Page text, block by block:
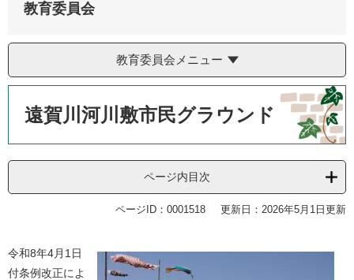
へ
教育委員会
教育委員会メニュー
遠賀川河川敷市民グラウンド
ページ内目次
ページID：0001518 更新日：2026年5月1日更新
令和8年4月1日
付条例改正によ